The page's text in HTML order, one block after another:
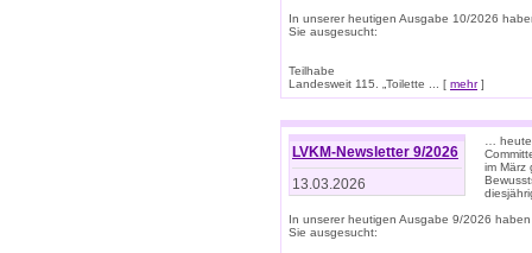
In unserer heutigen Ausgabe 10/2026
Sie ausgesucht:
Teilhabe
Landesweit 115. „Toilette ... [ mehr]
LVKM-Newsletter 9/2026
13.03.2026
…
im März
In unserer heutigen Ausgabe 9/2026
Sie ausgesucht: